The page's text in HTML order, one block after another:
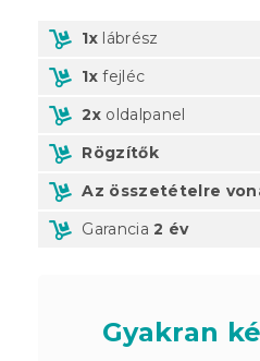
1x lábrész
1x fejléc
2x oldalpanel
Rögzítők
Az összetételre
Garancia2 év
Gyakran